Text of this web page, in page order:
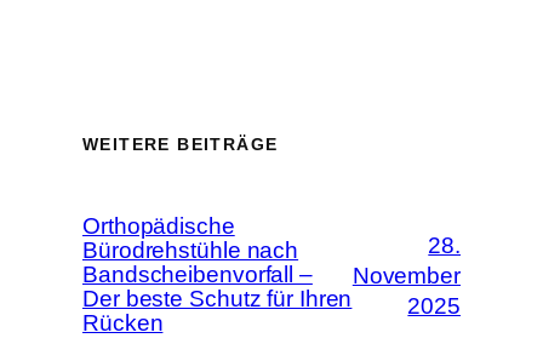
WEITERE BEITRÄGE
Orthopädische
Bürodrehstühle nach
Bandscheibenvorfall –
Der beste Schutz für Ihren
Rücken
28.
November
2025